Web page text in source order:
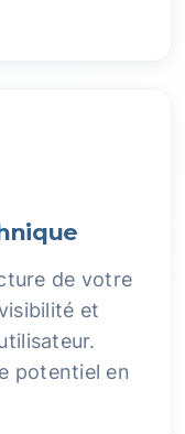
de votre
et
potentiel en